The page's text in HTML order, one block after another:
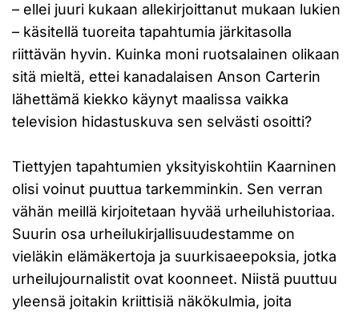
– ellei juuri kukaan allekirjoittanut mukaan lukien
– käsitellä tuoreita tapahtumia järkitasolla
riittävän hyvin. Kuinka moni ruotsalainen olikaan
sitä mieltä, ettei kanadalaisen Anson Carterin
lähettämä kiekko käynyt maalissa vaikka
television hidastuskuva sen selvästi osoitti?
Tiettyjen tapahtumien yksityiskohtiin Kaarninen
olisi voinut puuttua tarkemminkin. Sen verran
vähän meillä kirjoitetaan hyvää urheiluhistoriaa.
Suurin osa urheilukirjallisuudestamme on
vieläkin elämäkertoja ja suurkisaeepoksia, jotka
urheilujournalistit ovat koonneet. Niistä puuttuu
yleensä joitakin kriittisiä näkökulmia, joita